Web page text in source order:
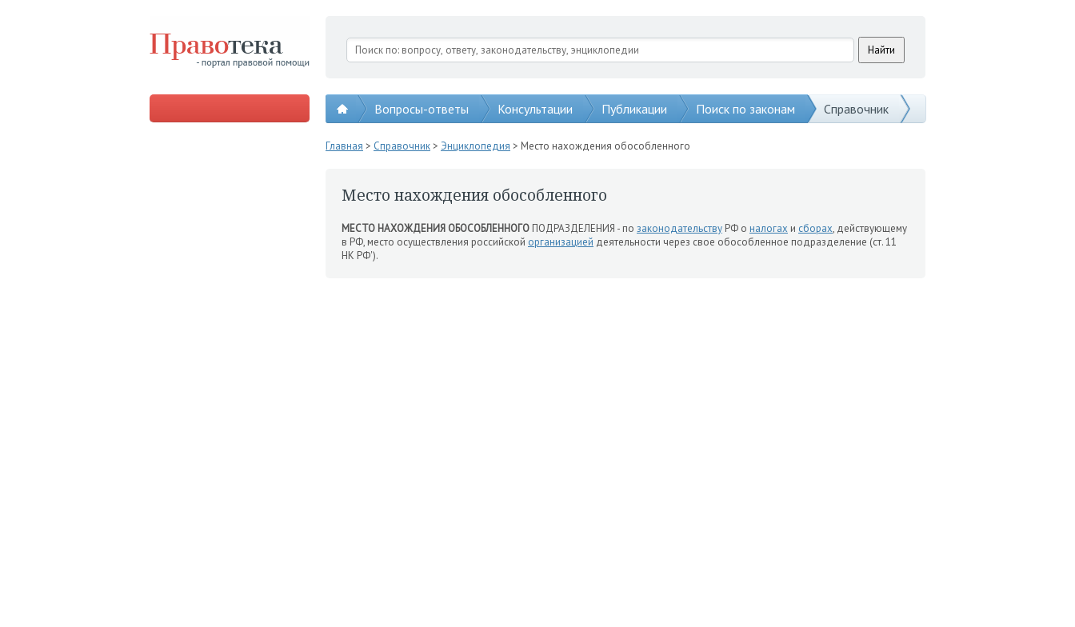
Вопросы-ответы Консультации Публикации Поиск по законам Справочник
Главная > Справочник> Энциклопедия > Место нахождения обособленного
Место нахождения обособленного
МЕСТО НАХОЖДЕНИЯ ОБОСОБЛЕННОГО ПОДРАЗДЕЛЕНИЯ - по законодательству РФ о налогах и сборах, действующему
в РФ, место осуществления российской организацией деятельности через свое обособленное подразделение (ст. 11
НК РФ').